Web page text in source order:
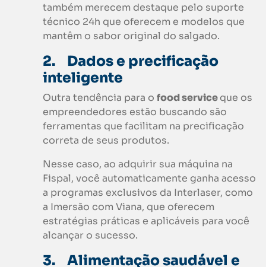
também merecem destaque pelo suporte
técnico 24h que oferecem e modelos que
mantêm o sabor original do salgado.
2.
Dados e precificação
inteligente
Outra tendência para o food serviceque os
empreendedores estão buscando são
ferramentas que facilitam na precificação
correta de seus produtos.
Nesse caso, ao adquirir sua máquina na
Fispal, você automaticamente ganha acesso
a programas exclusivos da Interlaser, como
a Imersão com Viana, que oferecem
estratégias práticas e aplicáveis para você
alcançar o sucesso.
3. Alimentação saudável e